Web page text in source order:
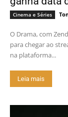
Cinema e Séries
O Drama, com
para chegar ao
na plataforma...
Leia mais